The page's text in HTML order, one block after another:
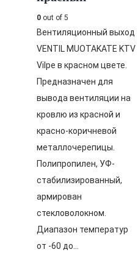
0 out of 5
Вентиляционный выход
VENTIL MUOTAKATE KTV
Vilpe в красном цвете.
Предназначен для
вывода вентиляции на
кровлю из красной и
красно-коричневой
металлочерепицы.
Полипропилен, УФ-
стабилизированный,
армирован
стекловолокном.
Диапазон температур
от -60 до…